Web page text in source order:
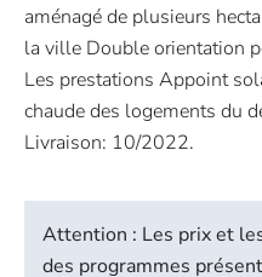
aménagé de plusieurs
la ville Double orientation
Les prestations Appoint
chaude des logements du
Livraison: 10/2022.
Attention : Les prix et
des programmes